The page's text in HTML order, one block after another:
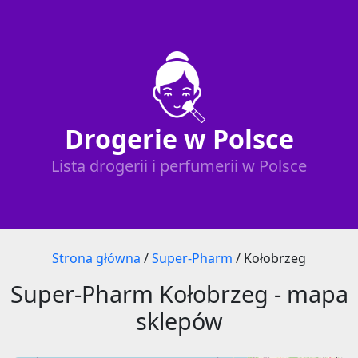
Drogerie w Polsce
Lista drogerii i perfumerii w Polsce
Strona główna /Super-Pharm / Kołobrzeg
Super-Pharm Kołobrzeg - mapa
sklepów